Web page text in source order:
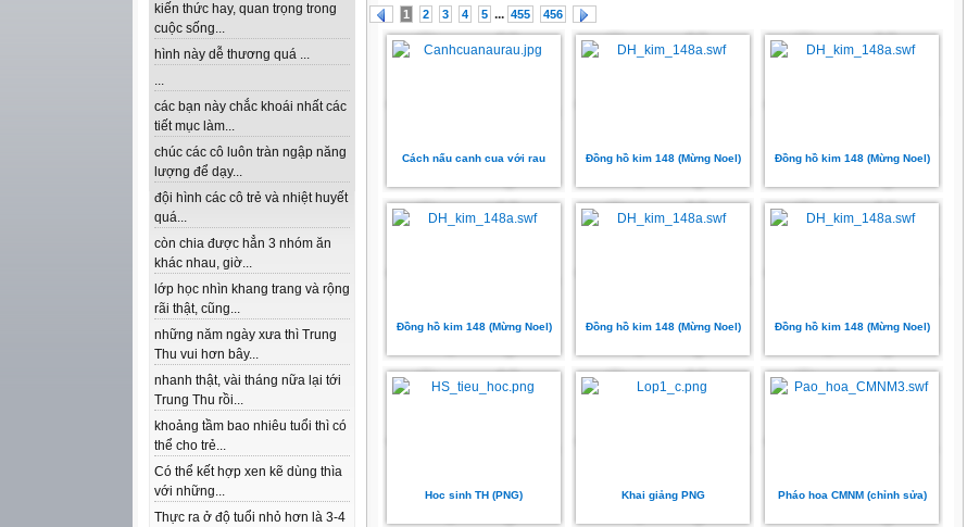
kiến thức hay, quan trọng trong
cuộc sống...
hình này dễ thương quá ...
...
các bạn này chắc khoái nhất các
tiết mục làm...
chúc các cô luôn tràn ngập năng
lượng để dạy...
đội hình các cô trẻ và nhiệt huyết
quá...
còn chia được hẳn 3 nhóm ăn
khác nhau, giờ...
lớp học nhìn khang trang và rộng
rãi thật, cũng...
những năm ngày xưa thì Trung
Thu vui hơn bây...
nhanh thật, vài tháng nữa lại tới
Trung Thu rồi...
khoảng tầm bao nhiêu tuổi thì có
thể cho trẻ...
Có thể kết hợp xen kẽ dùng thìa
với những...
Thực ra ở độ tuổi nhỏ hơn là 3-4
1 2 3 4 5 ... 455 456
Cách nấu canh cua với rau Đồng hồ kim 148 (Mừng Noel) Đồng hồ kim 148 (Mừng Noel)
Đồng hồ kim 148 (Mừng Noel) Đồng hồ kim 148 (Mừng Noel) Đồng hồ kim 148 (Mừng Noel)
Hoc sinh TH (PNG) Khai giảng PNG Pháo hoa CMNM (chỉnh sửa)